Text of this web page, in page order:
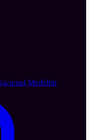
Medellin